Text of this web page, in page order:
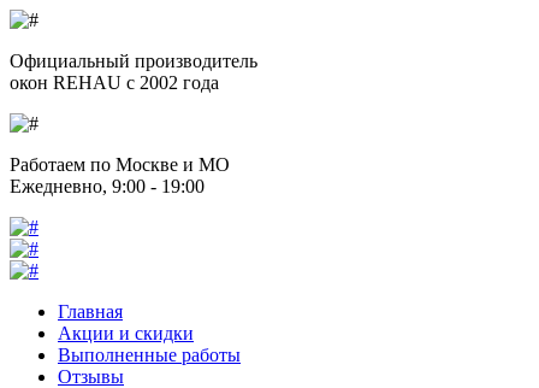
Официальный производитель
окон REHAU с 2002 года
Работаем по Москве и МО
Ежедневно, 9:00 - 19:00
Главная
Акции и скидки
Выполненные работы
Отзывы